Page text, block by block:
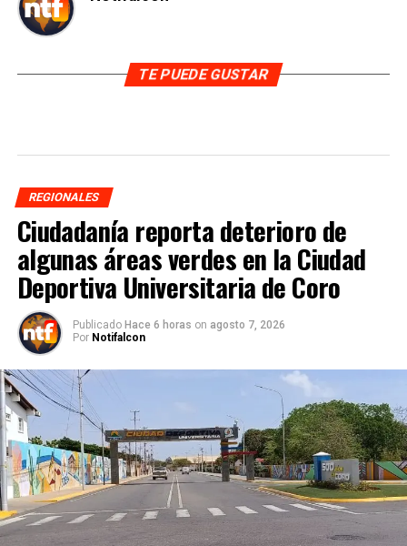
TE PUEDE GUSTAR
REGIONALES
Ciudadanía reporta deterioro de
algunas áreas verdes en la Ciudad
Deportiva Universitaria de Coro
Publicado Hace 6 horas on agosto 7, 2026
Por Notifalcon